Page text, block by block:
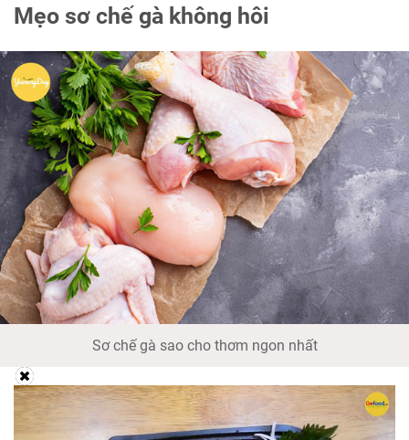
Mẹo sơ chế gà không hôi
Sơ chế gà sao cho thơm ngon nhất